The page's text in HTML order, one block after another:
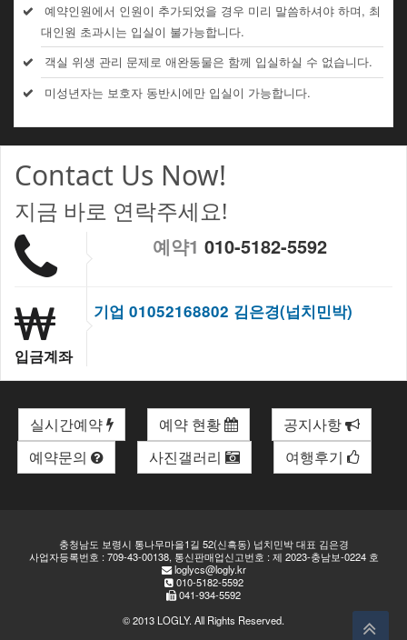
예약인원에서 인원이 추가되었을 경우 미리 말씀하셔야 하며, 최
대인원 초과시는 입실이 불가능합니다.
객실 위생 관리 문제로 애완동물은 함께 입실하실 수 없습니다.
미성년자는 보호자 동반시에만 입실이 가능합니다.
Contact Us Now!
지금 바로 연락주세요!
예약1 010-5182-5592
입금계좌
기업 01052168802 김은경(넙치민박)
실시간예약 예약 현황
공지사항
예약문의
사진갤러리 여행후기
충청남도 보령시 통나무마을1길 52(신흑동) 넙치민박 대표 김은경
사업자등록번호 : 709-43-00138, 통신판매업신고번호 : 제 2023-충남보-0224 호
loglycs@logly.kr
010-5182-5592
041-934-5592
© 2013 LOGLY. All Rights Reserved.